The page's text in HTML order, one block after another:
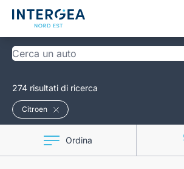
274 risultati di ricerca
Citroen
Ordina